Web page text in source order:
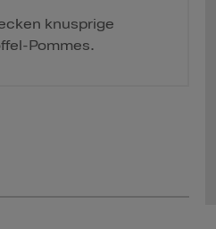
knusprige
Pommes.